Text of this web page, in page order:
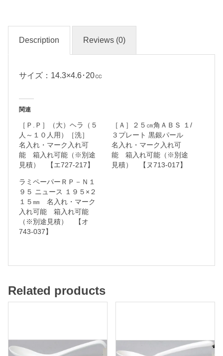
※
別
積
Description Reviews (0)
サイズ：14.3×4.6･20㏄
関連
［Ｐ.Ｐ］（大）ヘラ（５
人～１０人用）［洗］
名入れ・マーク入れ可
能 箱入れ可能（※別途
見積） 【エ727-217】
［Ａ］２５㎝角ＡＢＳ １/
３プレート 黒銀パール
名入れ・マーク入れ可
能 箱入れ可能（※別途
見積） 【ヌ713-017】
ラミペーパーＲＰ－Ｎ１
９５ ニュース １９５×２
１５㎜ 名入れ・マーク
入れ可能 箱入れ可能
（※別途見積） 【オ
743-037】
Related products